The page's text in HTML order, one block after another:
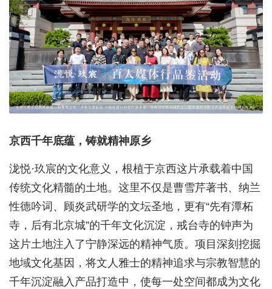
京西千年底蕴，铸就精神原乡
泷悦·玖宸的文化意义，根植于京西这片承载着中国
传统文化精髓的土地。这里不仅是曹雪芹著书、纳兰
性德吟词、顾炎武研学的文坛圣地，更有“先有潭柘
寺，后有北京城”的千年文化沉淀，戒台寺的钟声为
这片土地注入了宁静深远的精神气质。项目深刻挖掘
地域文化基因，将文人雅士的精神追求与宗教智慧的
千年沉淀融入产品打造中，使每一处空间都成为文化